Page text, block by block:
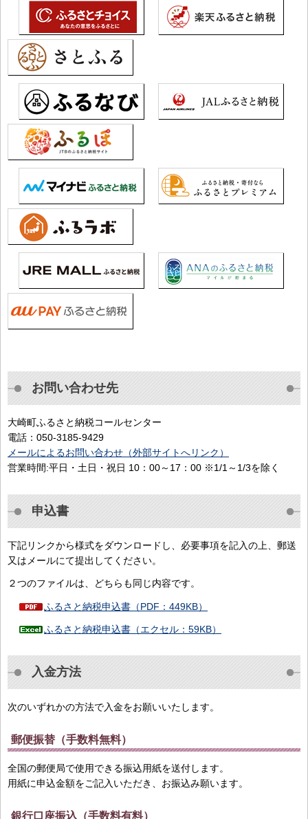
お問い合わせ先
大崎町ふるさと納税コールセンター
電話：050-3185-9429
メールによるお問い合わせ（外部サイトへリンク）
営業時間:平日・土日・祝日 10：00～17：00 ※1/1～1/3を除く
申込書
下記リンクから様式をダウンロードし、必要事項を記入の上、郵送
又はメールにて提出してください。
２つのファイルは、どちらも同じ内容です。
ふるさと納税申込書（PDF：449KB）
ふるさと納税申込書（エクセル：59KB）
入金方法
次のいずれかの方法で入金をお願いいたします。
郵便振替（手数料無料）
全国の郵便局で使用できる振込用紙を送付します。
用紙に申込金額をご記入いただき、お振込み願います。
銀行口座振込（手数料有料）